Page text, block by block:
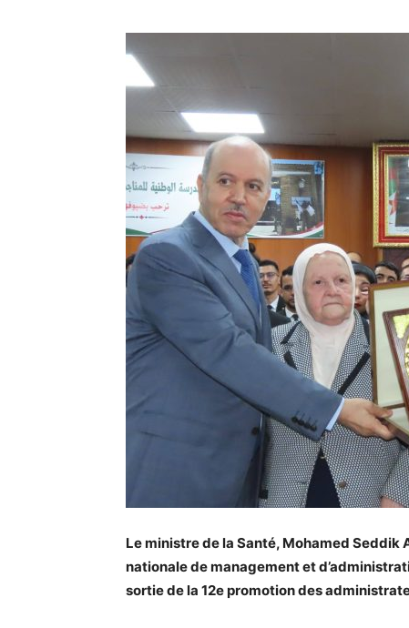
Le ministre de la Santé, Mohamed Seddik
nationale de management et
sortie de la 12e promotion des